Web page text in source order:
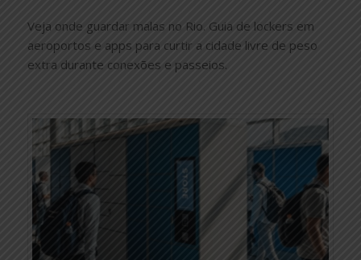
Veja onde guardar malas no Rio. Guia de lockers em
aeroportos e apps para curtir a cidade livre de peso
extra durante conexões e passeios.